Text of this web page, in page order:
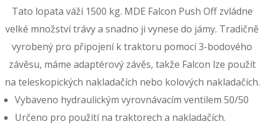
Tato lopata váží 1500 kg. MDE Falcon Push Off zvládne
velké množství trávy a snadno ji vynese do jámy. Tradičně
vyrobený pro připojení k traktoru pomocí 3-bodového
závěsu, máme adaptérový závěs, takže Falcon lze použít
na teleskopických nakladačích nebo kolových nakladačích.
Vybaveno hydraulickým vyrovnávacím ventilem 50/50
Určeno pro použití na traktorech a nakladačích.